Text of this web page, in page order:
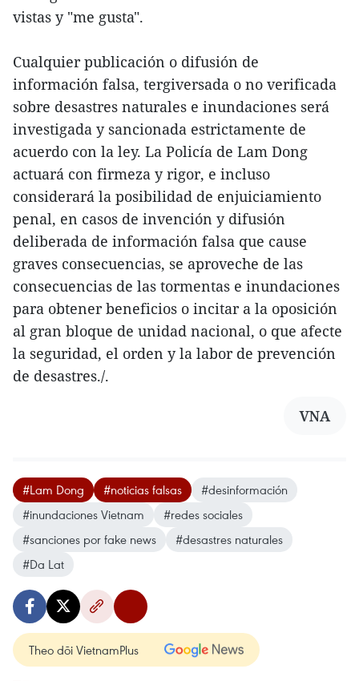
vistas y "me gusta".
Cualquier publicación o difusión de
información falsa, tergiversada o no verificada
sobre desastres naturales e inundaciones será
investigada y sancionada estrictamente de
acuerdo con la ley. La Policía de Lam Dong
actuará con firmeza y rigor, e incluso
considerará la posibilidad de enjuiciamiento
penal, en casos de invención y difusión
deliberada de información falsa que cause
graves consecuencias, se aproveche de las
consecuencias de las tormentas e inundaciones
para obtener beneficios o incitar a la oposición
al gran bloque de unidad nacional, o que afecte
la seguridad, el orden y la labor de prevención
de desastres./.
VNA
#Lam Dong #noticias falsas
#desinformación
#inundaciones Vietnam
#redes sociales
#sanciones por fake news
#desastres naturales
#Da Lat
Theo dõi VietnamPlus